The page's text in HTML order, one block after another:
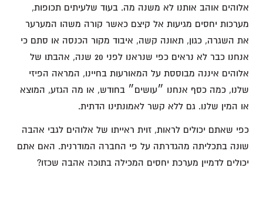
אלוהים אוהב אותנו לא משנה מה. בעוד שלעיתים תכופות,
מערכות יחסים מגיעות אל קיצם כאשר קורה משהו המערער
את השגרה, כגון, תאונה קשה, איבוד מקור הכנסה או סתם כי
אנחנו כבר לא נראים כפי שנראנו לפני 20 שנה, אהבתו של
אלוהים איננה מבוססת על המאורעות בחיינו, המראה הפיזי
שלנו, כמה כסף אנחנו ״עושים״ בחודש, או מה הגזע, המוצא
או המין שלנו. גם ללא קשר לאמונתינו הדתית.
כפי שאתם יכולים לראות, זוית ראייתו של אלוהים לגבי אהבה
שונה בתכליתה מהגדרתה על פי החברה המודרנית. האם אתם
יכולים לדמיין מערכת יחסים המכילה בתוכה אהבה שכזו?